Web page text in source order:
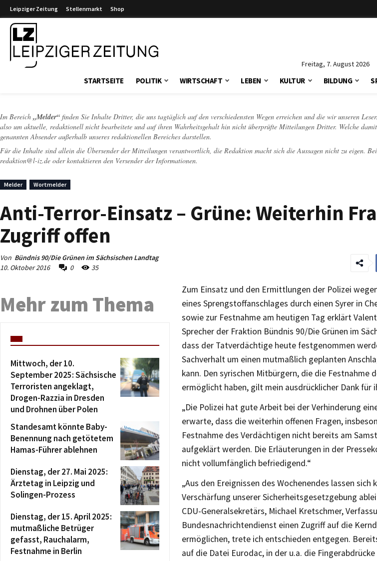
Leipziger Zeitung Stellenmarkt Shop
Freitag, 7. August 2026
STARTSEITE POLITIK WIRTSCHAFT LEBEN KULTUR BILDUNG
Im Bereich „Melder“ finden Sie Inhalte Dritter, die uns tagtäglich auf den verschiedensten Wegen erreichen und die wir unseren
also um aktuelle, redaktionell nicht bearbeitete und auf ihren Wahrheitsgehalt hin nicht überprüfte Mitteilungen Dritter. Welche
genannten Absender außerhalb unseres redaktionellen Bereiches darstellen.
Für die Inhalte sind allein die Übersender der Mitteilungen verantwortlich, die Redaktion macht sich die Aussagen nicht zu eigen.
redaktion@l-iz.de oder kontaktieren den Versender der Informationen.
Melder Wortmelder
Anti-Terror-Einsatz – Grüne: Weiterhin
Zugriff offen
Von Bündnis 90/Die Grünen im Sächsischen Landtag
10. Oktober 2016
0 35
Zum Einsatz und den Ermittlungen der Polizei
eines Sprengstoffanschlages durch einen Syrer in
sowie zur Festnahme am heutigen Tag erklärt
Sprecher der Fraktion Bündnis 90/Die Grünen im
dass der Tatverdächtige heute festgenommen
Sachverhalt um einen mutmaßlich geplanten
kann. Den syrischen Mitbürgern, die die Festnahme
ermöglicht haben, gilt mein ausdrücklicher Dank für
„Die Polizei hat gute Arbeit bei der Verhinderung
erwarte, dass die weiterhin offenen Fragen,
Festnahme des Verdächtigen nicht bereits am
aufgeklärt werden. Die Erläuterungen in der
nicht vollumfänglich befriedigend.“
„Aus den Ereignissen des Wochenendes lassen
Verschärfung unserer Sicherheitsgesetzgebung
CDU-Generalsekretärs, Michael Kretschmer,
Bundesnachrichtendienst einen Zugriff auf die
ermöglichen, trete ich entschieden entgegen.
auf die Datei Eurodac, in der u.a. die
Mehr zum Thema
Mittwoch, der 10.
September 2025: Sächsische
Terroristen angeklagt,
Drogen-Razzia in Dresden
und Drohnen über Polen
Standesamt könnte Baby-
Benennung nach getötetem
Hamas-Führer ablehnen
Dienstag, der 27. Mai 2025:
Ärztetag in Leipzig und
Solingen-Prozess
Dienstag, der 15. April 2025:
mutmaßliche Betrüger
gefasst, Rauchalarm,
Festnahme in Berlin